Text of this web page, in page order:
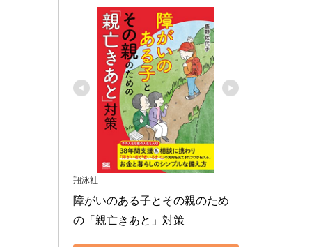
翔泳社
障がいのある子とその親のため
の「親亡きあと」対策